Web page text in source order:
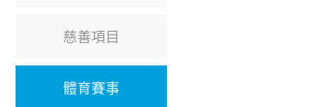
慈善項目
體育賽事